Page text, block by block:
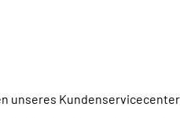
unseres